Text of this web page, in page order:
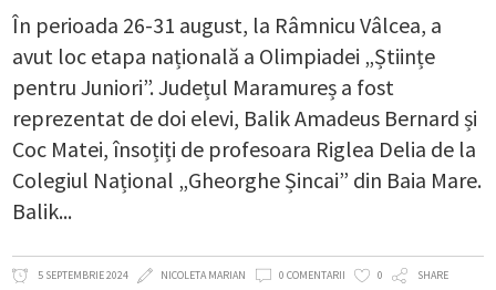
În perioada 26-31 august, la Râmnicu Vâlcea, a
avut loc etapa națională a Olimpiadei „Științe
pentru Juniori”. Județul Maramureș a fost
reprezentat de doi elevi, Balik Amadeus Bernard și
Coc Matei, însoțiți de profesoara Riglea Delia de la
Colegiul Național „Gheorghe Șincai” din Baia Mare.
Balik
5 SEPTEMBRIE 2024 NICOLETA MARIAN 0 COMENTARII 0 SHARE